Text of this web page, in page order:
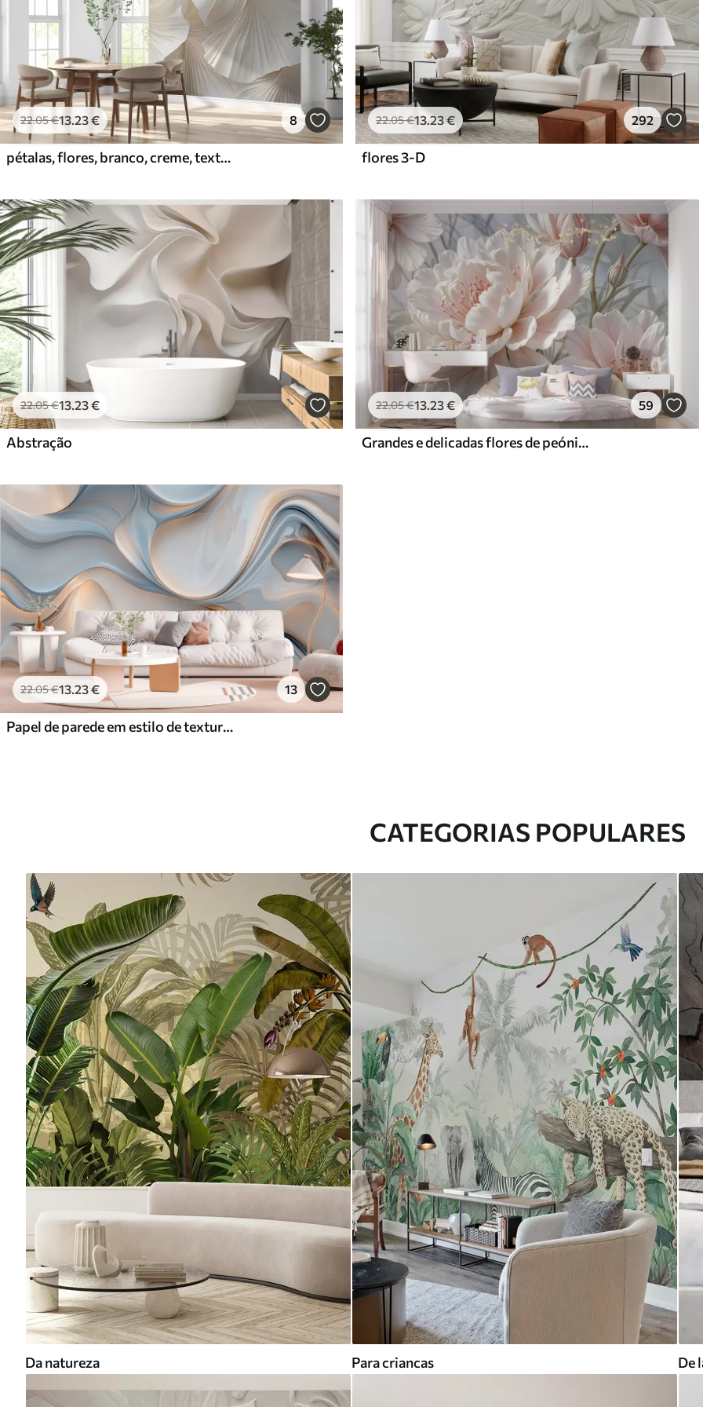
22.05€13.23€ 8
pétalas, flores, branco, creme, textura, ternura, decorativo
22.05€13.23€ 292
flores 3-D
22.05€13 .23€
Abstração
22.05€13 .23€ 59
Grandes e delicadas flores de peónia brancas e cor-de-rosa com pétalas macias e fofas sobre um fundo cinzento esbatido
22.05€13.23€ 13
Papel de parede em estilo de textura líquida
CATEGORIAS POPULARES
Da natureza Para criancas De